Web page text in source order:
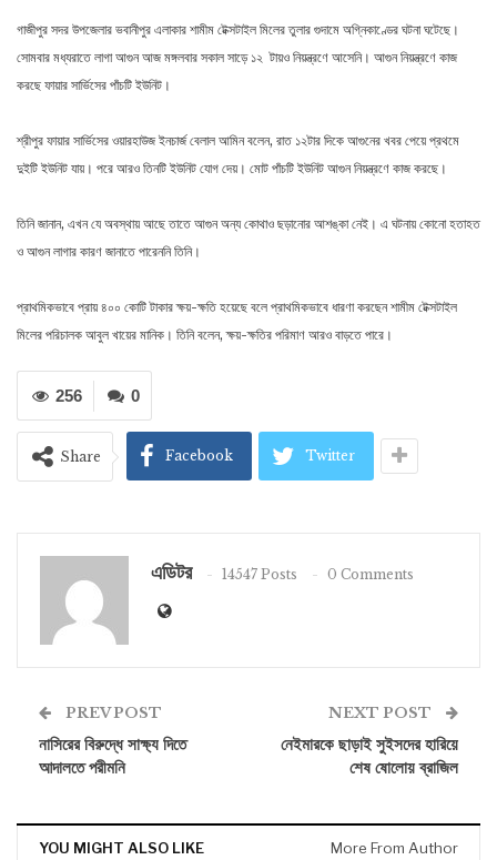
গাজীপুর সদর উপজেলার ভবানীপুর এলাকার শামীম টেক্সটাইল মিলের তুলার গুদামে অগ্নিকাণ্ডের ঘটনা ঘটেছে।
সোমবার মধ্যরাতে লাগা আগুন আজ মঙ্গলবার সকাল সাড়ে ১২ টায়ও নিয়ন্ত্রণে আসেনি। আগুন নিয়ন্ত্রণে কাজ
করছে ফায়ার সার্ভিসের পাঁচটি ইউনিট।
শ্রীপুর ফায়ার সার্ভিসের ওয়ারহাউজ ইনচার্জ বেলাল আমিন বলেন, রাত ১২টার দিকে আগুনের খবর পেয়ে প্রথমে
দুইটি ইউনিট যায়। পরে আরও তিনটি ইউনিট যোগ দেয়। মোট পাঁচটি ইউনিট আগুন নিয়ন্ত্রণে কাজ করছে।
তিনি জানান, এখন যে অবস্থায় আছে তাতে আগুন অন্য কোথাও ছড়ানোর আশঙ্কা নেই। এ ঘটনায় কোনো হতাহত
ও আগুন লাগার কারণ জানাতে পারেননি তিনি।
প্রাথমিকভাবে প্রায় ৪০০ কোটি টাকার ক্ষয়-ক্ষতি হয়েছে বলে প্রাথমিকভাবে ধারণা করছেন শামীম টেক্সটাইল
মিলের পরিচালক আবুল খায়ের মানিক। তিনি বলেন, ক্ষয়-ক্ষতির পরিমাণ আরও বাড়তে পারে।
0
256
Share Facebook Twitter
এডিটর 14547 Posts 0 Comments
PREV POST
নাসিরের বিরুদ্ধে সাক্ষ্য দিতে
আদালতে পরীমনি
NEXT POST
নেইমারকে ছাড়াই সুইসদের হারিয়ে
শেষ ষোলোয় ব্রাজিল
YOU MIGHT ALSO LIKE More From Author